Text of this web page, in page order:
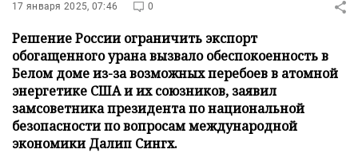
17 января 2025, 07:46 0
Решение России ограничить экспорт
обогащенного урана вызвало обеспокоенность в
Белом доме из-за возможных перебоев в атомной
энергетике США и их союзников, заявил
замсоветника президента по национальной
безопасности по вопросам международной
экономики Далип Сингх.